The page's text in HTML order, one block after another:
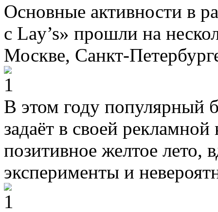
Основные активности в
с Lay’s» прошли на
Москве, Санкт-
В этом году популярный
задаёт в своей
позитивное желтое лето,
эксперименты и